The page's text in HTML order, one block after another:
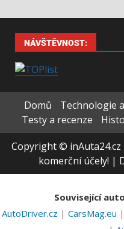
NÁVŠTĚVNOST:
Domů Technologie
Testy a recenze
Copyright ©
komerční účely! |
Související
AutoDriver.cz | CarsMag.eu |